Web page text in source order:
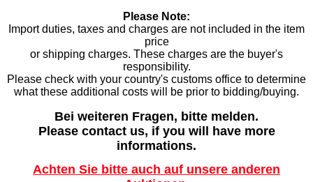
Please Note:
Import duties, taxes and charges are not included in the item
price
or shipping charges. These charges are the buyer's
responsibility.
Please check with your country's customs office to determine
what these additional costs will be prior to bidding/buying.
Bei weiteren Fragen, bitte melden.
Please contact us, if you will have more
informations.
Achten Sie bitte auch auf unsere anderen